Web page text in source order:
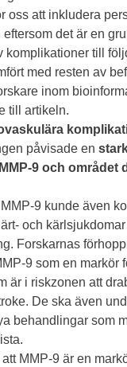
oss att inkludera
det är en
komplikationer till
med resten av
inom
till artikeln.
påvisade en
9 och området
9 kunde även
och
Forskarnas
9 som en markör
är i riskzonen att
De ska även
behandlingar som
MMP-9 är en